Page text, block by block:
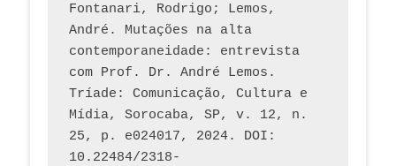
Fontanari, Rodrigo; Lemos,
André. Mutações na alta
contemporaneidade: entrevista
com Prof. Dr. André Lemos.
Tríade: Comunicação, Cultura e
Mídia, Sorocaba, SP, v. 12, n.
25, p. e024017, 2024. DOI:
10.22484/2318-